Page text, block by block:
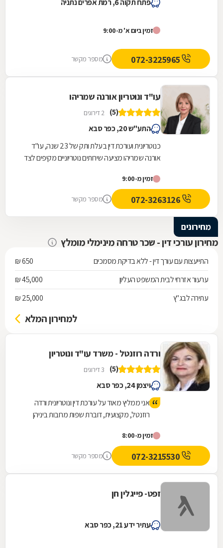
פתח תקוה 6, רמת אפרים נתניה
זמין ביום א' מ-9:00
מספר מקשר
עו"ד ונוטריון אורנה שמריהו
(5) 2 דירוגים
התע"ש 20, כפר סבא
כנוטריונית ועורכת דין בעלת ותק של 23 שנה, עו"ד
אורנה שמריהו מציעה שירותים נוטריוניים מקיפים לצד
זמין מ-9:00
מספר מקשר
מחירונים
מחירון עורכי דין - שכר טרחה מינימלי מומלץ
התייעצות עם עורך דין - ללא בדיקת מסמכים
650 ₪
ערעור אזרחי לבית המשפט העליון
45,000 ₪
עתירה לבג"ץ
25,000 ₪
למחירון המלא
ורדה רוזנטל - משרד עו"ד ונוטריון
(5) 3 דירוגים
ויצמן 24, כפר סבא
אני ממליץ מאוד על עורכת דין ונוטריונית ורדה
רוזנטל, מקצועית, דוברת שפות מרובות ביניהן
ואכפתיות, השירות שקבלתי היה מהיר ומושלם.
ממליץ בחום לכל מי שמחפש ליווי מקצועי אמין
ואיכותי. ד"ר אריה ציונטו
זמין מ-8:00
מספר מקשר
זפט- פייגלין חן
עתיר ידע 21, כפר סבא